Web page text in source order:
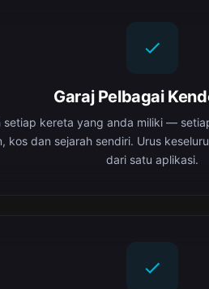
Garaj Pelbagai
setiap kereta yang anda miliki —
kos dan sejarah sendiri. Urus
dari satu aplikasi.